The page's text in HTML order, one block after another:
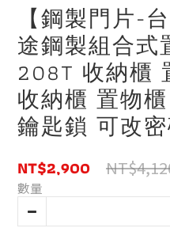
【鋼製門片-
途鋼製組合式
208T 收納櫃
收納櫃 置物
鑰匙鎖 可改
NT$2,900
數量